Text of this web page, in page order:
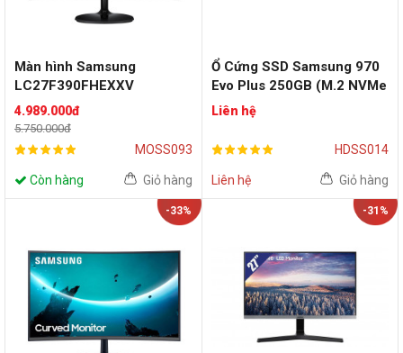
Màn hình Samsung
LC27F390FHEXXV
(27inch/FHD/VA/60Hz/Cur
ved)
4.989.000đ
5.750.000đ
MOSS093
Còn hàng Giỏ hàng
Ổ Cứng SSD Samsung 970
Evo Plus 250GB (M.2 NVMe
Gen 3 x 4 | 3500MB/s |
3300MB/s)
Liên hệ
HDSS014
Liên hệ Giỏ hàng
-33% -31%